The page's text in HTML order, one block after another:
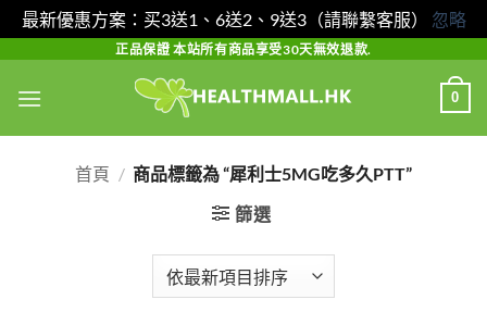
最新優惠方案：买3送1、6送2、9送3（請聯繫客服） 忽略
content
正品保證 本站所有商品享受30天無效退款.
0
首頁 / 商品標籤為 “犀利士5MG吃多久PTT”
篩選